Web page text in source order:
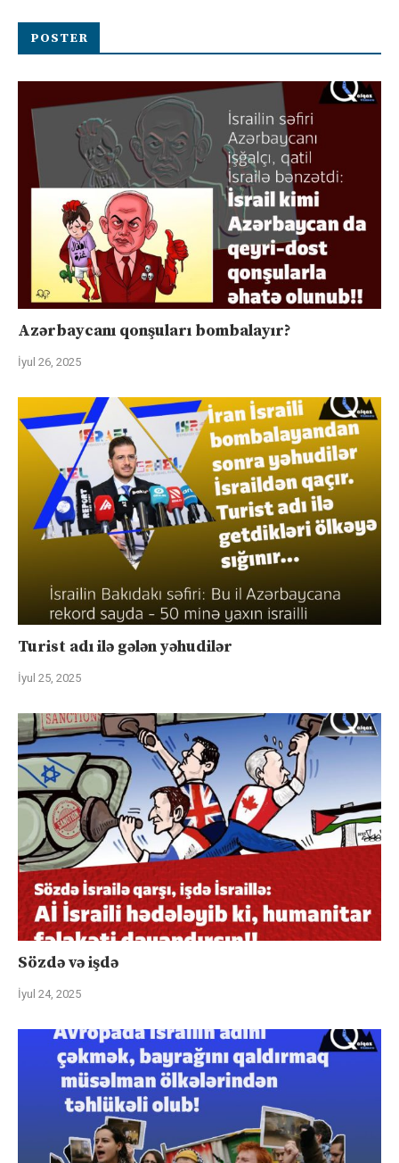
POSTER
Azərbaycanı qonşuları bombalayır?
İyul 26, 2025
Turist adı ilə gələn yəhudilər
İyul 25, 2025
Sözdə və işdə
İyul 24, 2025